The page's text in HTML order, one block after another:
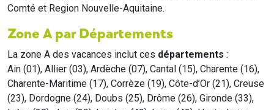
Comté et Region Nouvelle-Aquitaine.
Zone A par Départements
La zone A des vacances inclut ces départements :
Ain (01), Allier (03), Ardèche (07), Cantal (15), Charente (16),
Charente-Maritime (17), Corrèze (19), Côte-d’Or (21), Creuse
(23), Dordogne (24), Doubs (25), Drôme (26), Gironde (33),